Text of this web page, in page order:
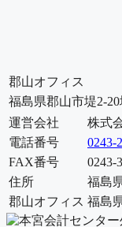
郡山オフィス
福島県郡山市堤2-
運営会社
株式
電話番号
0243-
FAX番号
0243-
住所
福島
郡山オフィス 福島